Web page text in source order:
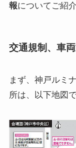
報についてご紹
交通規制、車
まず、神戸ルミ
所は、以下地図